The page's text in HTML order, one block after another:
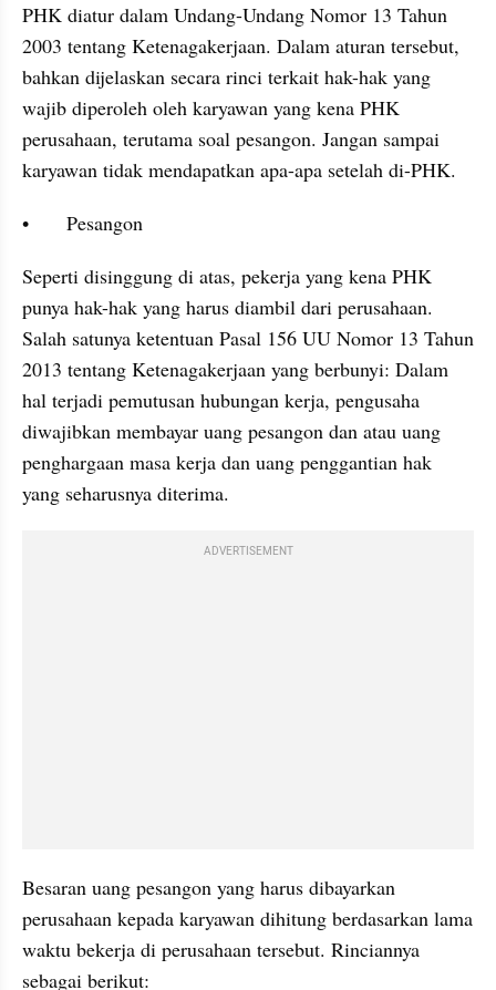
PHK diatur dalam Undang-Undang Nomor 13 Tahun
2003 tentang Ketenagakerjaan. Dalam aturan tersebut,
bahkan dijelaskan secara rinci terkait hak-hak yang
wajib diperoleh oleh karyawan yang kena PHK
perusahaan, terutama soal pesangon. Jangan sampai
karyawan tidak mendapatkan apa-apa setelah di-PHK.
•	Pesangon
Seperti disinggung di atas, pekerja yang kena PHK
punya hak-hak yang harus diambil dari perusahaan.
Salah satunya ketentuan Pasal 156 UU Nomor 13 Tahun
2013 tentang Ketenagakerjaan yang berbunyi: Dalam
hal terjadi pemutusan hubungan kerja, pengusaha
diwajibkan membayar uang pesangon dan atau uang
penghargaan masa kerja dan uang penggantian hak
yang seharusnya diterima.
ADVERTISEMENT
Besaran uang pesangon yang harus dibayarkan
perusahaan kepada karyawan dihitung berdasarkan lama
waktu bekerja di perusahaan tersebut. Rinciannya
sebagai berikut: